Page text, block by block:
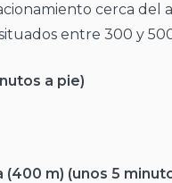
cerca del
entre 300 y
a pie)
m) (unos 5